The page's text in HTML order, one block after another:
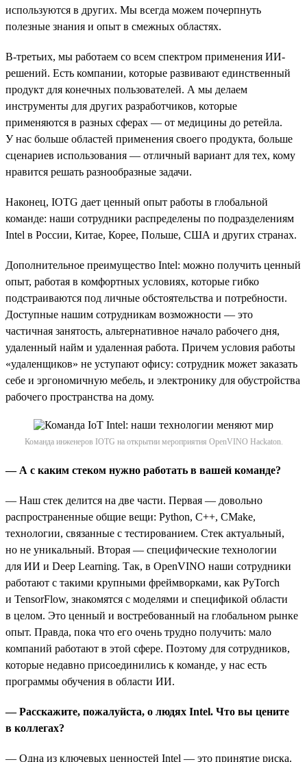
используются в других. Мы всегда можем почерпнуть
полезные знания и опыт в смежных областях.
В-третьих, мы работаем со всем спектром применения ИИ-
решений. Есть компании, которые развивают единственный
продукт для конечных пользователей. А мы делаем
инструменты для других разработчиков, которые
применяются в разных сферах — от медицины до ретейла.
У нас больше областей применения своего продукта, больше
сценариев использования — отличный вариант для тех, кому
нравится решать разнообразные задачи.
Наконец, IOTG дает ценный опыт работы в глобальной
команде: наши сотрудники распределены по подразделениям
Intel в России, Китае, Корее, Польше, США и других странах.
Дополнительное преимущество Intel: можно получить ценный
опыт, работая в комфортных условиях, которые гибко
подстраиваются под личные обстоятельства и потребности.
Доступные нашим сотрудникам возможности — это
частичная занятость, альтернативное начало рабочего дня,
удаленный найм и удаленная работа. Причем условия работы
«удаленщиков» не уступают офису: сотрудник может заказать
себе и эргономичную мебель, и электронику для обустройства
рабочего пространства на дому.
Команда инженеров IOTG на открытии мероприятия OpenVINO Hackaton.
— А с каким стеком нужно работать в вашей команде?
— Наш стек делится на две части. Первая — довольно
распространенные общие вещи: Python, C++, CMake,
технологии, связанные с тестированием. Стек актуальный,
но не уникальный. Вторая — специфические технологии
для ИИ и Deep Learning. Так, в OpenVINO наши сотрудники
работают с такими крупными фреймворками, как PyTorch
и TensorFlow, знакомятся с моделями и спецификой области
в целом. Это ценный и востребованный на глобальном рынке
опыт. Правда, пока что его очень трудно получить: мало
компаний работают в этой сфере. Поэтому для сотрудников,
которые недавно присоединились к команде, у нас есть
программы обучения в области ИИ.
— Расскажите, пожалуйста, о людях Intel. Что вы цените
в коллегах?
— Одна из ключевых ценностей Intel — это принятие риска.